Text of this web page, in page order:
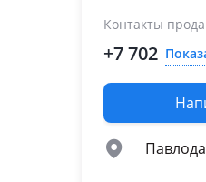
Контакты
+7 702